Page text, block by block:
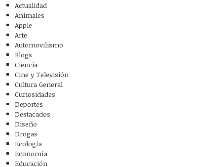
Actualidad
Animales
Apple
Arte
Automovilismo
Blogs
Ciencia
Cine y Televisión
Cultura General
Curiosidades
Deportes
Destacados
Diseño
Drogas
Ecología
Economía
Educación